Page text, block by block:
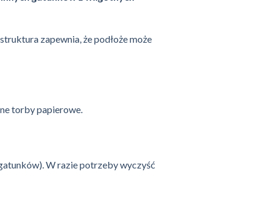
zapewnia, że podłoże może
torby papierowe.
W razie potrzeby wyczyść